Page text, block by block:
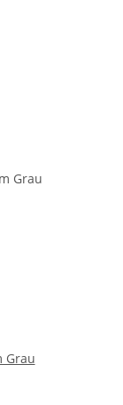
Grau